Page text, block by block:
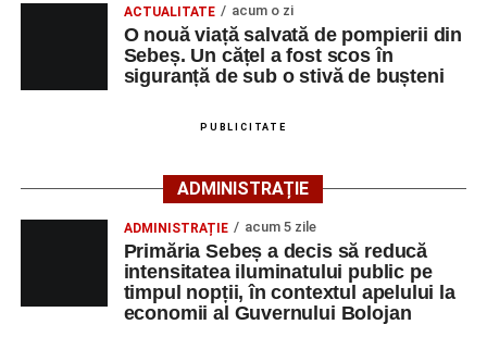
regulamentar din sens opus, respectiv Sebeș – Șugag, de
un bărbat de 62 de ani, din orașul Petrila, județul
de 55 de ani, pasageră în autoturismul condus de
bărbatul de 62 de ani – au suferit leziuni corporale.
Cele patru persoane au fost transportate la Spitalul
Județean de Urgență Alba Iulia pentru acordarea
îngrijirilor medicale de specialitate.
ACTUALITATE acum o zi
O nouă viață salvată de pompierii din
Sebeș. Un cățel a fost scos în
siguranță de sub o stivă de bușteni
PUBLICITATE
ADMINISTRAȚIE
ADMINISTRAȚIE acum 5 zile
Primăria Sebeș a decis să reducă
intensitatea iluminatului public pe
timpul nopții, în contextul apelului la
economii al Guvernului Bolojan